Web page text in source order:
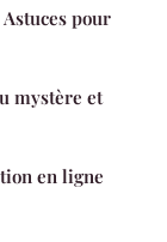
pour
mystère et
en ligne